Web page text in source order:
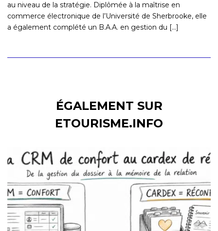
au niveau de la stratégie. Diplômée à la maîtrise en
commerce électronique de l’Université de Sherbrooke, elle
a également complété un B.A.A. en gestion du [...]
ÉGALEMENT SUR
ETOURISME.INFO